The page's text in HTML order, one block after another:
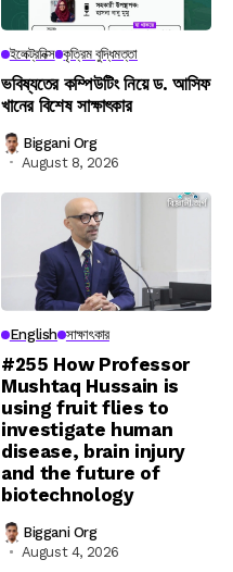
ইলেক্ট্রনিক্স কৃত্রিম বুদ্ধিমত্তা
ভবিষ্যতের কম্পিউটিং নিয়ে ড. আসিফ
খানের বিশেষ সাক্ষাৎকার
Biggani Org
August 8, 2026
English সাক্ষাৎকার
#255 How Professor
Mushtaq Hussain is
using fruit flies to
investigate human
disease, brain injury
and the future of
biotechnology
Biggani Org
August 4, 2026